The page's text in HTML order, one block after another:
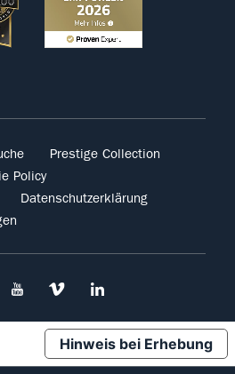
Prestige Collection
Policy
Datenschutzerklärung
Hinweis bei Erhebung